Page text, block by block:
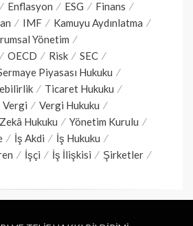
Enflasyon ESG
Finans
IMF
Kamuyu Aydınlatma
Yönetim
OECD Risk
SEC
Piyasası Hukuku
Ticaret Hukuku
Vergi
Vergi Hukuku
Hukuku
Yönetim Kurulu
İş Akdi
İş Hukuku
İşçi İş İlişkisi
Şirketler